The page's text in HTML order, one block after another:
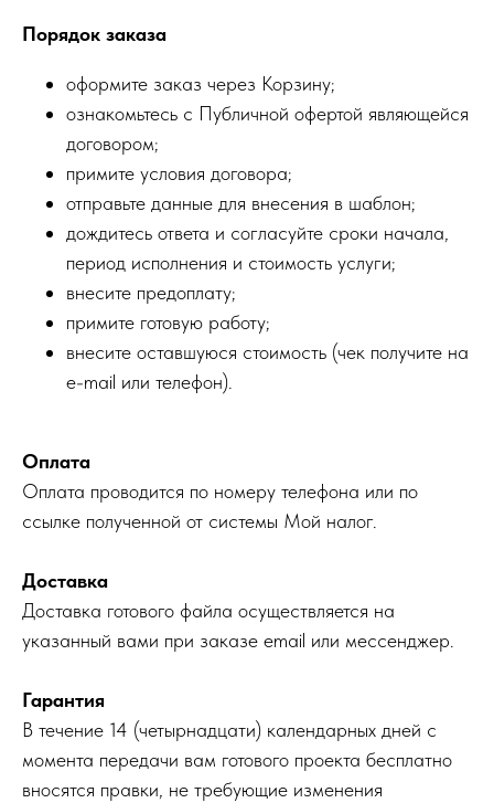
Порядок заказа
оформите заказ через Корзину;
ознакомьтесь с Публичной офертой являющейся
договором;
примите условия договора;
отправьте данные для внесения в шаблон;
дождитесь ответа и согласуйте сроки начала,
период исполнения и стоимость услуги;
внесите предоплату;
примите готовую работу;
внесите оставшуюся стоимость (чек получите на
e-mail или телефон).
Оплата
Оплата проводится по номеру телефона или по
ссылке полученной от системы Мой налог.
Доставка
Доставка готового файла осуществляется на
указанный вами при заказе email или мессенджер.
Гарантия
В течение 14 (четырнадцати) календарных дней с
момента передачи вам готового проекта бесплатно
вносятся правки, не требующие изменения